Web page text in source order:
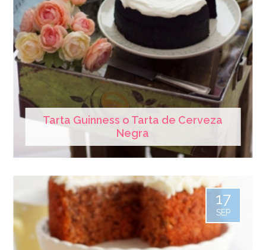
Tarta Guinness o Tarta de Cerveza
Negra
17
SEP